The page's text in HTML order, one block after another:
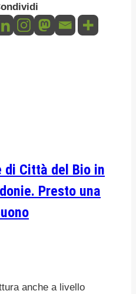
di Città del Bio in
Presto una
anche a livello